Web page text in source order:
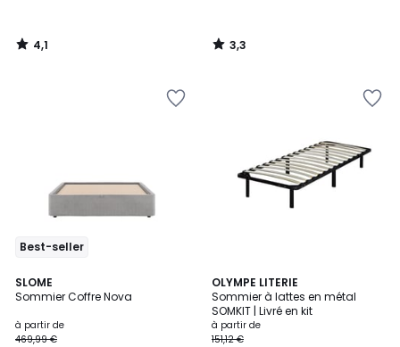
4,1
/
3,3
/
Best-seller
SLOME
Sommier Coffre Nova
à partir de
469,99 €
3
Couleurs
OLYMPE LITERIE
Sommier à lattes en métal
SOMKIT | Livré en kit
à partir de
151,12 €